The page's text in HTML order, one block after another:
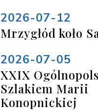
2026-07-12
Mrzygłód koło
2026-07-05
XXIX
Szlakiem Marii
Konopnickiej